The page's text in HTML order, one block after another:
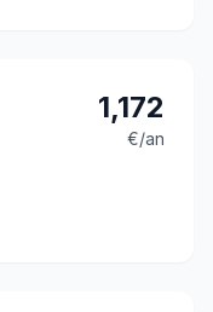
1,172
€/an